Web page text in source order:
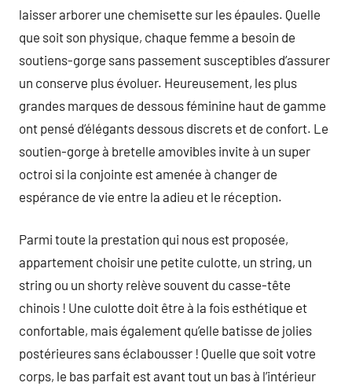
laisser arborer une chemisette sur les épaules. Quelle
que soit son physique, chaque femme a besoin de
soutiens-gorge sans passement susceptibles d’assurer
un conserve plus évoluer. Heureusement, les plus
grandes marques de dessous féminine haut de gamme
ont pensé d’élégants dessous discrets et de confort. Le
soutien-gorge à bretelle amovibles invite à un super
octroi si la conjointe est amenée à changer de
espérance de vie entre la adieu et le réception.
Parmi toute la prestation qui nous est proposée,
appartement choisir une petite culotte, un string, un
string ou un shorty relève souvent du casse-tête
chinois ! Une culotte doit être à la fois esthétique et
confortable, mais également qu’elle batisse de jolies
postérieures sans éclabousser ! Quelle que soit votre
corps, le bas parfait est avant tout un bas à l’intérieur